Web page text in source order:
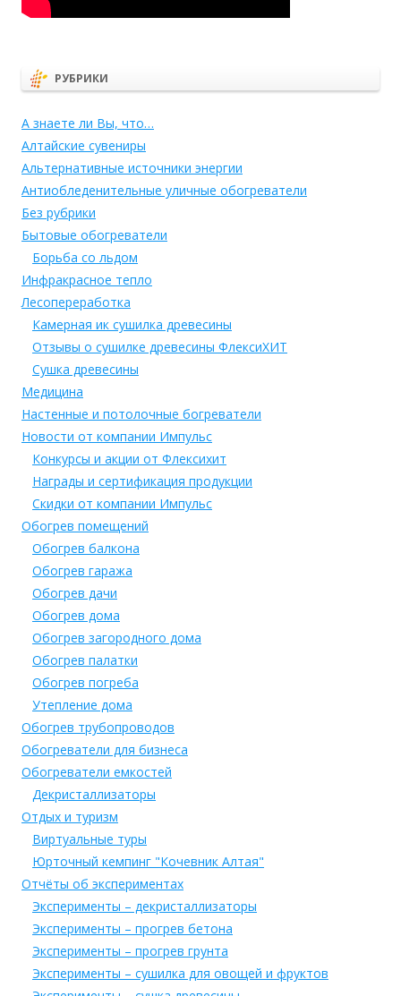
РУБРИКИ
А знаете ли Вы, что…
Алтайские сувениры
Альтернативные источники энергии
Антиобледенительные уличные обогреватели
Без рубрики
Бытовые обогреватели
Борьба со льдом
Инфракрасное тепло
Лесопереработка
Камерная ик сушилка древесины
Отзывы о сушилке древесины ФлексиХИТ
Сушка древесины
Медицина
Настенные и потолочные богреватели
Новости от компании Импульс
Конкурсы и акции от Флексихит
Награды и сертификация продукции
Скидки от компании Импульс
Обогрев помещений
Обогрев балкона
Обогрев гаража
Обогрев дачи
Обогрев дома
Обогрев загородного дома
Обогрев палатки
Обогрев погреба
Утепление дома
Обогрев трубопроводов
Обогреватели для бизнеса
Обогреватели емкостей
Декристаллизаторы
Отдых и туризм
Виртуальные туры
Юрточный кемпинг "Кочевник Алтая"
Отчёты об экспериментах
Эксперименты – декристаллизаторы
Эксперименты – прогрев бетона
Эксперименты – прогрев грунта
Эксперименты – сушилка для овощей и фруктов